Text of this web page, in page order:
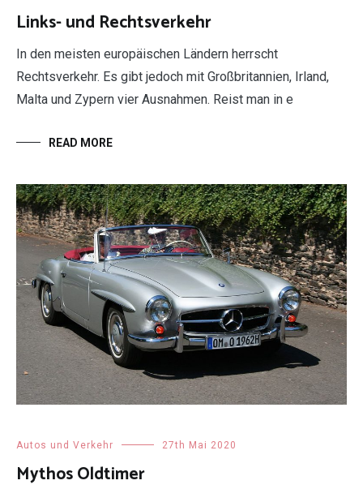
Links- und Rechtsverkehr
In den meisten europäischen Ländern herrscht
Rechtsverkehr. Es gibt jedoch mit Großbritannien, Irland,
Malta und Zypern vier Ausnahmen. Reist man in e
READ MORE
Autos und Verkehr 27th Mai 2020
Mythos Oldtimer